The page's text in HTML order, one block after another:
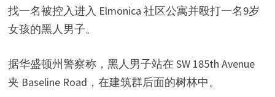
找一名被控入进入 Elmonica 社区公寓并殴打一名9岁
女孩的黑人男子。
据华盛顿州警察称，黑人男子站在 SW 185th Avenue
夹 Baseline Road，在建筑群后面的树林中。